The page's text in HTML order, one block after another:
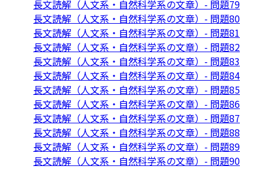
長文読解（人文系・自然科学系の文章）- 問題79
長文読解（人文系・自然科学系の文章）- 問題80
長文読解（人文系・自然科学系の文章）- 問題81
長文読解（人文系・自然科学系の文章）- 問題82
長文読解（人文系・自然科学系の文章）- 問題83
長文読解（人文系・自然科学系の文章）- 問題84
長文読解（人文系・自然科学系の文章）- 問題85
長文読解（人文系・自然科学系の文章）- 問題86
長文読解（人文系・自然科学系の文章）- 問題87
長文読解（人文系・自然科学系の文章）- 問題88
長文読解（人文系・自然科学系の文章）- 問題89
長文読解（人文系・自然科学系の文章）- 問題90